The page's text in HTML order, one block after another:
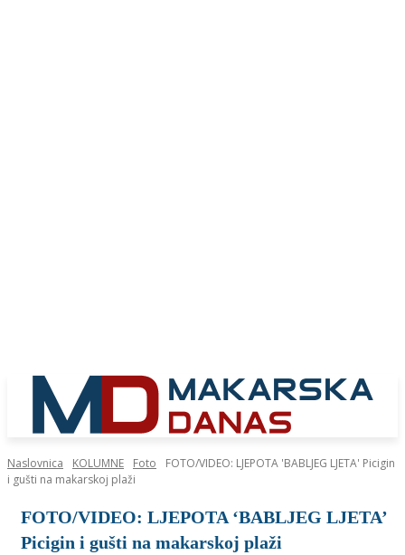
Naslovnica KOLUMNE Foto
FOTO/VIDEO: LJEPOTA 'BABLJEG LJETA' Picigin
i gušti na makarskoj plaži
FOTO/VIDEO: LJEPOTA ‘BABLJEG LJETA’
Picigin i gušti na makarskoj plaži